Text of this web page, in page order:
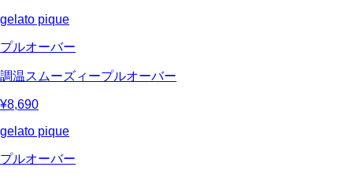
gelato pique
プルオーバー
調温スムーズィープルオーバー
¥8,690
gelato pique
プルオーバー